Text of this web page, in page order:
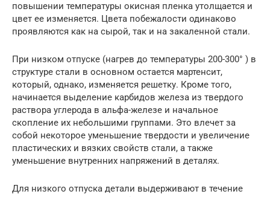
повышении температуры окисная пленка утолщается и
цвет ее изменяется. Цвета побежалости одинаково
проявляются как на сырой, так и на закаленной стали.
При низком отпуске (нагрев до температуры 200-300° ) в
структуре стали в основном остается мартенсит,
который, однако, изменяется решетку. Кроме того,
начинается выделение карбидов железа из твердого
раствора углерода в альфа-железе и начальное
скопление их небольшими группами. Это влечет за
собой некоторое уменьшение твердости и увеличение
пластических и вязких свойств стали, а также
уменьшение внутренних напряжений в деталях.
Для низкого отпуска детали выдерживают в течение